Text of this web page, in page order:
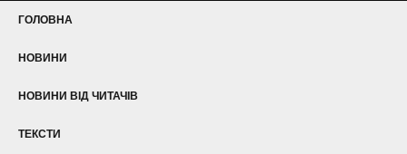
ГОЛОВНА
НОВИНИ
НОВИНИ ВІД ЧИТАЧІВ
ТЕКСТИ